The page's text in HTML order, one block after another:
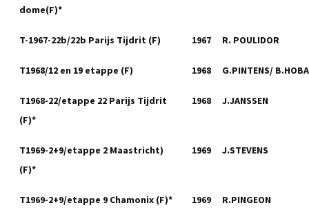
dome(F)*
T-1967-22b/22b Parijs Tijdrit (F) 1967 R. POULIDOR
T1968/12 en 19 etappe (F) 1968 G.PINTENS/
T1968-22/etappe 22 Parijs Tijdrit
(F)*
1968 J.JANSSEN
T1969-2+9/etappe 2 Maastricht)
(F)*
1969 J.STEVENS
T1969-2+9/etappe 9 Chamonix (F)* 1969 R.PINGEON